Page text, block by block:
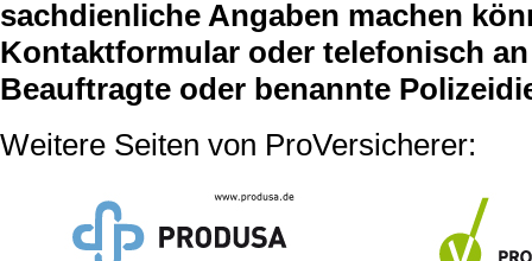
sachdienliche Angaben machen
Kontaktformular oder telefonisch
Beauftragte oder benannte
Weitere Seiten von ProVersicherer: